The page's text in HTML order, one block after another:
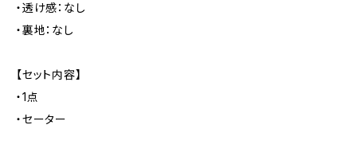
・透け感：なし
・裏地：なし
【セット内容】
・1点
・セーター